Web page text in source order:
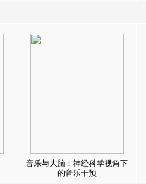
音乐与大脑：神经科学视角下
的音乐干预